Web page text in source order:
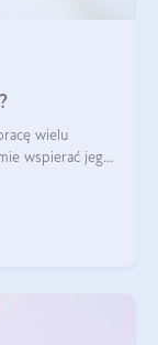
wielu
wspierać jego